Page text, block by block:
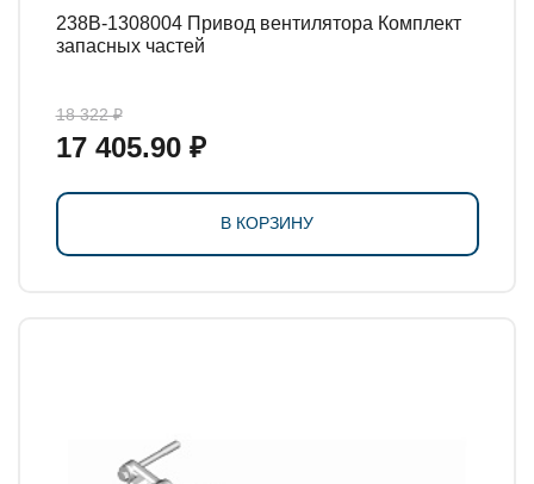
238В-1308004 Привод вентилятора Комплект
запасных частей
18 322 ₽
17 405.90 ₽
В КОРЗИНУ